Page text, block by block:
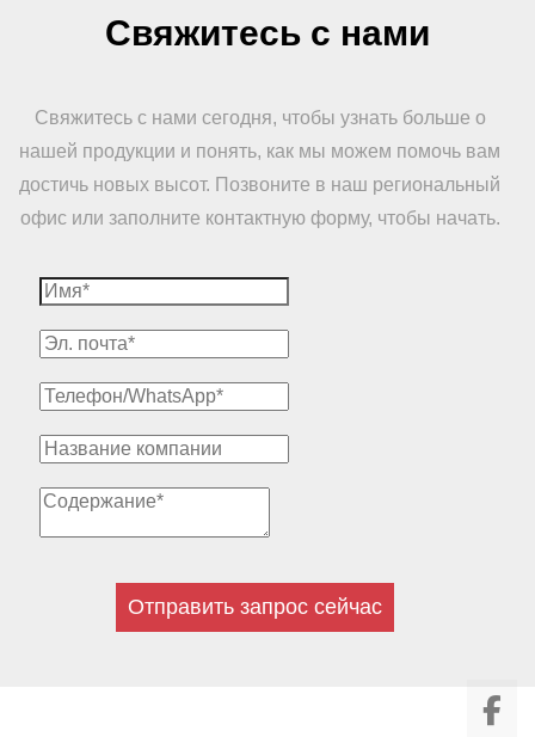
Свяжитесь с нами
Свяжитесь с нами сегодня, чтобы узнать больше о
нашей продукции и понять, как мы можем помочь вам
достичь новых высот. Позвоните в наш региональный
офис или заполните контактную форму, чтобы начать.
Отправить запрос сейчас